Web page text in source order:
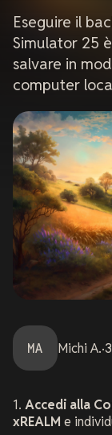
Eseguire il
Simulator 25
salvare in
computer
MA Michi A.·3
1. Accedi alla
xREALM e